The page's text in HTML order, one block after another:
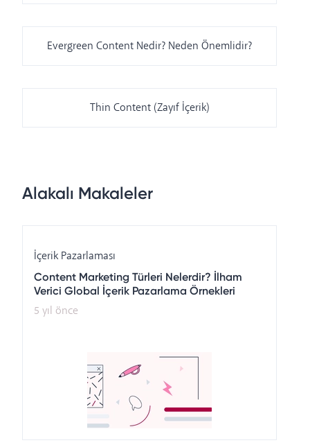
Evergreen Content Nedir? Neden Önemlidir?
Thin Content (Zayıf İçerik)
Alakalı Makaleler
İçerik Pazarlaması
Content Marketing Türleri Nelerdir? İlham
Verici Global İçerik Pazarlama Örnekleri
5 yıl önce